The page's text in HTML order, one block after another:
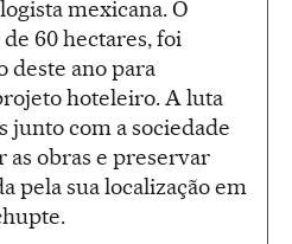
mexicana. O
60 hectares, foi
deste ano para
hoteleiro. A luta
junto com a sociedade
obras e preservar
pela sua localização em